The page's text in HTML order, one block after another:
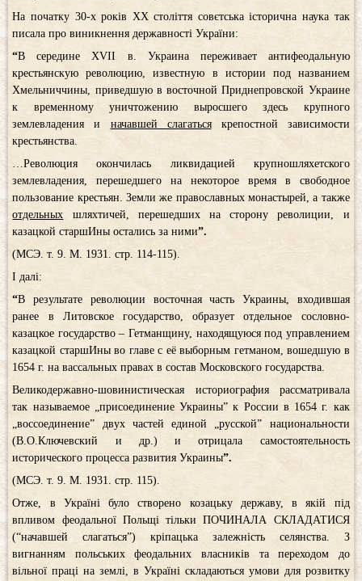
На початку 30-х років XX століття совєтська історична наука так
писала про виникнення державності України:
“В середине XVII в. Украина переживает антифеодальную
крестьянскую революцию, известную в истории под названием
Хмельниччины, приведшую в восточной Приднепровской Украине
к временному уничтожению выросшего здесь крупного
землевладения и начавшей слагатьсякрепостной зависимости
крестьянства.
…Революция окончилась ликвидацией крупношляхетского
землевладения, перешедшего на некоторое время в свободное
пользование крестьян. Земли же православных монастырей, а также
отдельных шляхтичей, перешедших на сторону револиции, и
казацкой старшИны остались за ними”.
(МСЭ. т. 9. М. 1931. стр. 114-115).
І далі:
“В результате революции восточная часть Украины, входившая
ранее в Литовское государство, образует отдельное сословно-
казацкое государство – Гетманщину, находящуюся под управлением
казацкой старшИны во главе с её выборным гетманом, вошедшую в
1654 г. на вассальных правах в состав Московского государства.
Великодержавно-шовинистическая историография рассматривала
так называемое „присоединение Украины” к России в 1654 г. как
„воссоединение” двух частей единой „русской” национальности
(В.О.Ключевский и др.) и отрицала самостоятельность
исторического процесса развития Украины”.
(МСЭ. т. 9. М. 1931. стр. 115).
Отже, в Україні було створено козацьку державу, в якій під
впливом феодальної Польщі тільки ПОЧИНАЛА СКЛАДАТИСЯ
(“начавшей слагаться”) кріпацька залежність селянства. З
вигнанням польських феодальних власників та переходом до
вільної праці на землі, в Україні складаються умови для розвитку